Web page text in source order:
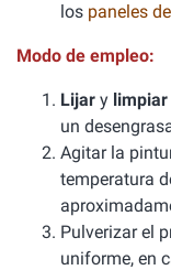
los paneles
Modo de empleo:
Lijar y limpiar
un
Agitar la
temperatura
Pulverizar el
uniforme, en